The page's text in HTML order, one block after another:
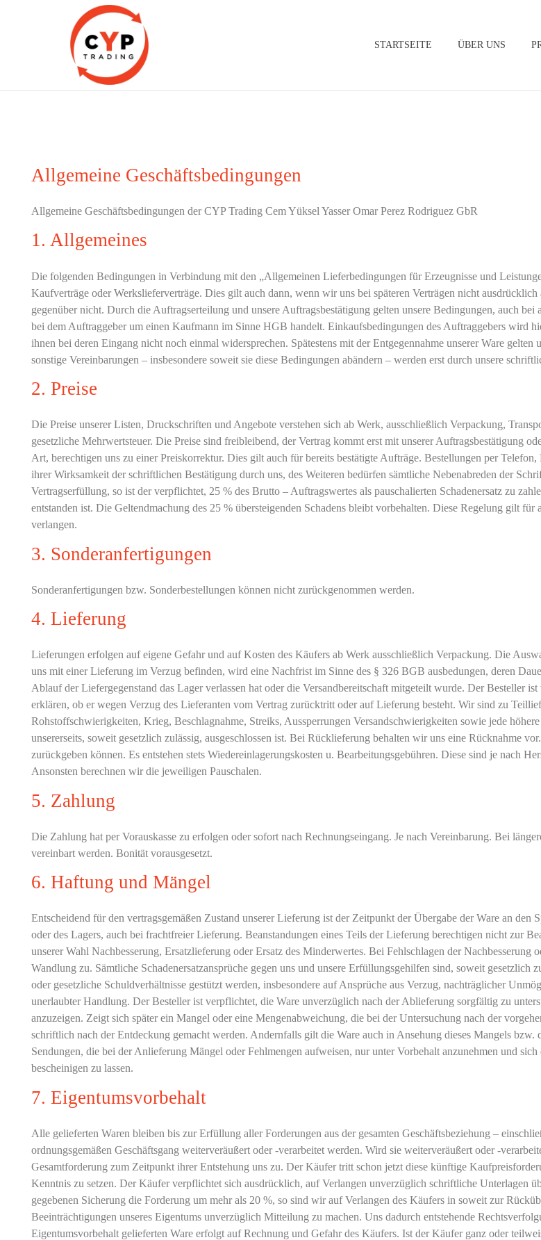
STARTSEITE ÜBER UNS
Allgemeine Geschäftsbedingungen
Allgemeine Geschäftsbedingungen der CYP Trading Cem Yüksel Yasser Omar Perez Rodriguez GbR
1. Allgemeines
Die folgenden Bedingungen in Verbindung mit den „Allgemeinen Lieferbedingungen für Erzeugnisse und
Kaufverträge oder Werkslieferverträge. Dies gilt auch dann, wenn wir uns bei späteren Verträgen nicht
gegenüber nicht. Durch die Auftragserteilung und unsere Auftragsbestätigung gelten unsere Bedingungen, auch
bei dem Auftraggeber um einen Kaufmann im Sinne HGB handelt. Einkaufsbedingungen des Auftraggebers wird
ihnen bei deren Eingang nicht noch einmal widersprechen. Spätestens mit der Entgegennahme unserer Ware
sonstige Vereinbarungen – insbesondere soweit sie diese Bedingungen abändern – werden erst durch unsere
2. Preise
Die Preise unserer Listen, Druckschriften und Angebote verstehen sich ab Werk, ausschließlich Verpackung,
gesetzliche Mehrwertsteuer. Die Preise sind freibleibend, der Vertrag kommt erst mit unserer Auftragsbestätigung
Art, berechtigen uns zu einer Preiskorrektur. Dies gilt auch für bereits bestätigte Aufträge. Bestellungen per
ihrer Wirksamkeit der schriftlichen Bestätigung durch uns, des Weiteren bedürfen sämtliche Nebenabreden der
Vertragserfüllung, so ist der verpflichtet, 25 % des Brutto – Auftragswertes als pauschalierten Schadenersatz zu
entstanden ist. Die Geltendmachung des 25 % übersteigenden Schadens bleibt vorbehalten. Diese Regelung gilt
verlangen.
3. Sonderanfertigungen
Sonderanfertigungen bzw. Sonderbestellungen können nicht zurückgenommen werden.
4. Lieferung
Lieferungen erfolgen auf eigene Gefahr und auf Kosten des Käufers ab Werk ausschließlich Verpackung. Die
uns mit einer Lieferung im Verzug befinden, wird eine Nachfrist im Sinne des § 326 BGB ausbedungen, deren
Ablauf der Liefergegenstand das Lager verlassen hat oder die Versandbereitschaft mitgeteilt wurde. Der Besteller
erklären, ob er wegen Verzug des Lieferanten vom Vertrag zurücktritt oder auf Lieferung besteht. Wir sind zu
Rohstoffschwierigkeiten, Krieg, Beschlagnahme, Streiks, Aussperrungen Versandschwierigkeiten sowie jede
unsererseits, soweit gesetzlich zulässig, ausgeschlossen ist. Bei Rücklieferung behalten wir uns eine Rücknahme
zurückgeben können. Es entstehen stets Wiedereinlagerungskosten u. Bearbeitungsgebühren. Diese sind je nach
Ansonsten berechnen wir die jeweiligen Pauschalen.
5. Zahlung
Die Zahlung hat per Vorauskasse zu erfolgen oder sofort nach Rechnungseingang. Je nach Vereinbarung. Bei
vereinbart werden. Bonität vorausgesetzt.
6. Haftung und Mängel
Entscheidend für den vertragsgemäßen Zustand unserer Lieferung ist der Zeitpunkt der Übergabe der Ware an den
oder des Lagers, auch bei frachtfreier Lieferung. Beanstandungen eines Teils der Lieferung berechtigen nicht zur
unserer Wahl Nachbesserung, Ersatzlieferung oder Ersatz des Minderwertes. Bei Fehlschlagen der
Wandlung zu. Sämtliche Schadenersatzansprüche gegen uns und unsere Erfüllungsgehilfen sind, soweit gesetzlich
oder gesetzliche Schuldverhältnisse gestützt werden, insbesondere auf Ansprüche aus Verzug, nachträglicher
unerlaubter Handlung. Der Besteller ist verpflichtet, die Ware unverzüglich nach der Ablieferung sorgfältig zu
anzuzeigen. Zeigt sich später ein Mangel oder eine Mengenabweichung, die bei der Untersuchung nach der
schriftlich nach der Entdeckung gemacht werden. Andernfalls gilt die Ware auch in Ansehung dieses Mangels
Sendungen, die bei der Anlieferung Mängel oder Fehlmengen aufweisen, nur unter Vorbehalt anzunehmen und
bescheinigen zu lassen.
7. Eigentumsvorbehalt
Alle gelieferten Waren bleiben bis zur Erfüllung aller Forderungen aus der gesamten Geschäftsbeziehung –
ordnungsgemäßen Geschäftsgang weiterveräußert oder -verarbeitet werden. Wird sie weiterveräußert oder -
Gesamtforderung zum Zeitpunkt ihrer Entstehung uns zu. Der Käufer tritt schon jetzt diese künftige
Kenntnis zu setzen. Der Käufer verpflichtet sich ausdrücklich, auf Verlangen unverzüglich schriftliche Unterlagen
gegebenen Sicherung die Forderung um mehr als 20 %, so sind wir auf Verlangen des Käufers in soweit zur
Beeinträchtigungen unseres Eigentums unverzüglich Mitteilung zu machen. Uns dadurch entstehende
Eigentumsvorbehalt gelieferten Ware erfolgt auf Rechnung und Gefahr des Käufers. Ist der Käufer ganz oder